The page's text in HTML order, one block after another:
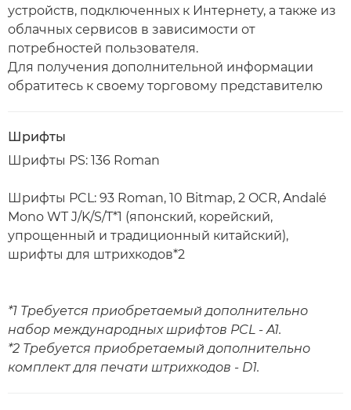
устройств, подключенных к Интернету, а также из
облачных сервисов в зависимости от
потребностей пользователя.
Для получения дополнительной информации
обратитесь к своему торговому представителю
Шрифты
Шрифты PS: 136 Roman
Шрифты PCL: 93 Roman, 10 Bitmap, 2 OCR, Andalé
Mono WT J/K/S/T*1 (японский, корейский,
упрощенный и традиционный китайский),
шрифты для штрихкодов*2
*1 Требуется приобретаемый дополнительно
набор международных шрифтов PCL - A1.
*2 Требуется приобретаемый дополнительно
комплект для печати штрихкодов - D1.